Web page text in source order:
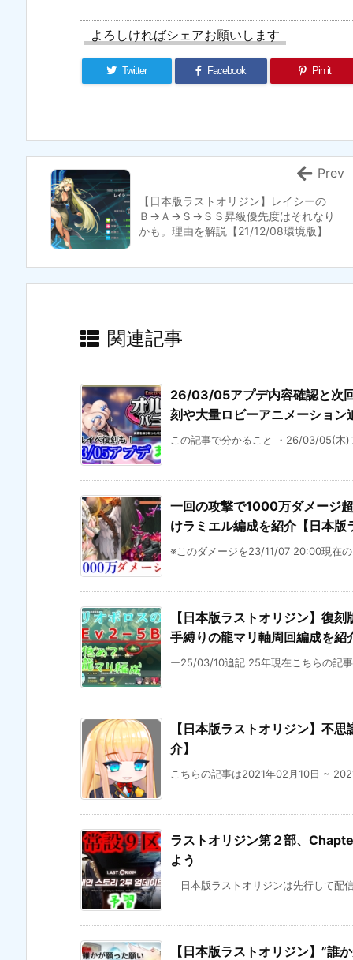
よろしければシェアお願いします
Twitter Facebook Pin it
【日本版ラストオリジン】レイシーの
Ｂ→Ａ→Ｓ→ＳＳ昇級優先度はそれなり
かも。理由を解説【21/12/08環境版】
Prev
関連記事
26/03/05アプデ内容確認と次
刻や大量ロビーアニメーション
この記事で分かること ・26/03/05(木
一回の攻撃で1000万ダメージ
けラミエル編成を紹介【日本
※このダメージを23/11/07 20:00現在
【日本版ラストオリジン】復
手縛りの龍マリ軸周回編成を紹
ー25/03/10追記 25年現在こちらの記
【日本版ラストオリジン】不
介】
こちらの記事は2021年02月10日 ~
ラストオリジン第２部、
よう
日本版ラストオリジンは先行して配
【日本版ラストオリジン】”